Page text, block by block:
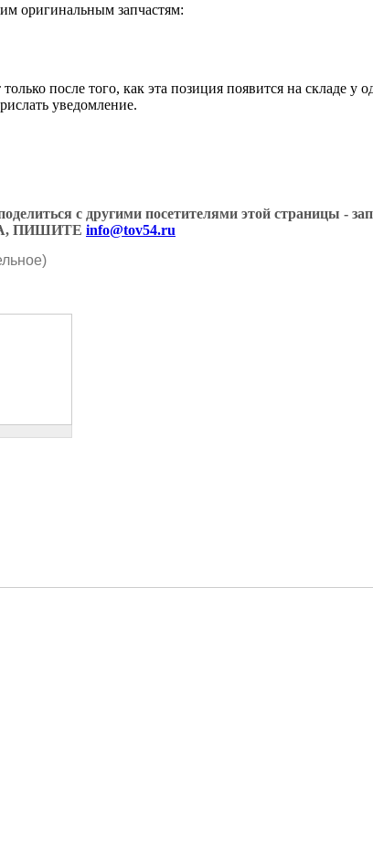
оригинальным запчастям:
после того, как эта позиция появится на
уведомление.
поделиться с другими посетителями этой
ПИШИТЕ info@tov54.ru